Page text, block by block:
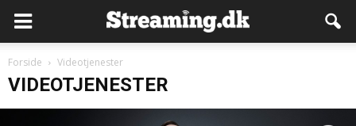
Forside Videotjenester
VIDEOTJENESTER